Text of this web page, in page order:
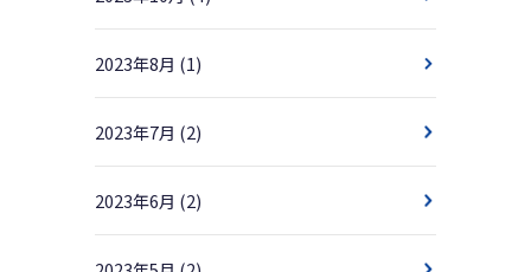
2023年8月 (1)
2023年7月 (2)
2023年6月 (2)